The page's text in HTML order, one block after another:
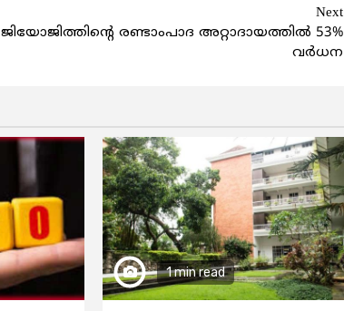
Next
ജിയോജിത്തിന്‍റെ രണ്ടാംപാദ അറ്റാദായത്തിൽ 53%
വര്‍ധന
1 min read